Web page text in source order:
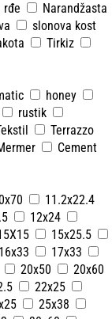
rđe
Narandžasta
slonova kost
Tirkiz
honey
rustik
Terrazzo
Cement
11.2x22.4
12x24
15x25.5
16x33
17x33
20x50
20x60
22x25
25x38